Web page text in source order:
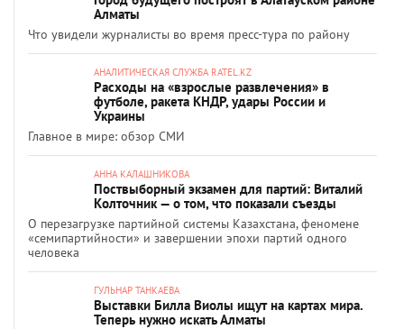
Алматы
Что увидели журналисты во время пресс-тура по району
АНАЛИТИЧЕСКАЯ СЛУЖБА RATEL.KZ
Расходы на «взрослые развлечения» в
футболе, ракета КНДР, удары России и
Украины
Главное в мире: обзор СМИ
АННА КАЛАШНИКОВА
Поствыборный экзамен для партий: Виталий
Колточник — о том, что показали съезды
О перезагрузке партийной системы Казахстана, феномене
«семипартийности» и завершении эпохи партий одного
человека
ГУЛЬНАР ТАНКАЕВА
Выставки Билла Виолы ищут на картах мира.
Теперь нужно искать Алматы